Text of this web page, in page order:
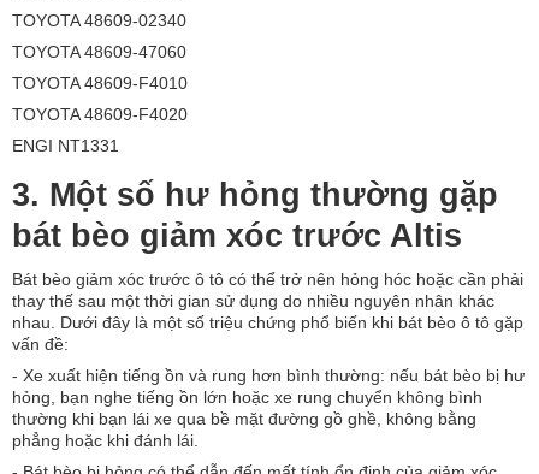
TOYOTA 48609-02340
TOYOTA 48609-47060
TOYOTA 48609-F4010
TOYOTA 48609-F4020
ENGI NT1331
3. Một số hư hỏng thường gặp
bát bèo giảm xóc trước Altis
Bát bèo giảm xóc trước ô tô có thể trở nên hỏng hóc hoặc cần phải
thay thế sau một thời gian sử dụng do nhiều nguyên nhân khác
nhau. Dưới đây là một số triệu chứng phổ biến khi bát bèo ô tô gặp
vấn đề:
- Xe xuất hiện tiếng ồn và rung hơn bình thường: nếu bát bèo bị hư
hỏng, bạn nghe tiếng ồn lớn hoặc xe rung chuyển không bình
thường khi bạn lái xe qua bề mặt đường gồ ghề, không bằng
phẳng hoặc khi đánh lái.